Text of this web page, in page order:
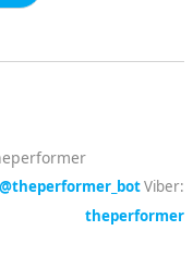
@theperformer_botViber:
theperformer